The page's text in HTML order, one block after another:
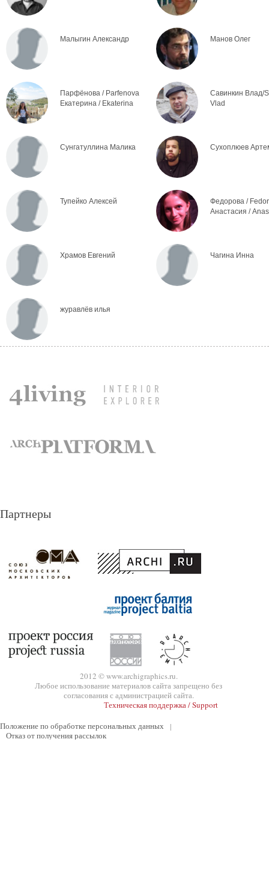
Малыгин Александр Манов Олег
Парфёнова / Parfenova
Екатерина / Ekaterina
Савинкин Влад/
Vlad
Сунгатуллина Малика Сухоплюев
Тупейко Алексей
Федорова /
Анастасия /
Храмов Евгений Чагина Инна
журавлёв илья
Партнеры
2012 © www.archigraphics.ru.
Любое использование материалов сайта запрещено без
согласования с администрацией сайта.
Техническая поддержка / Support
Положение по обработке персональных данных
|
Отказ от получения рассылок